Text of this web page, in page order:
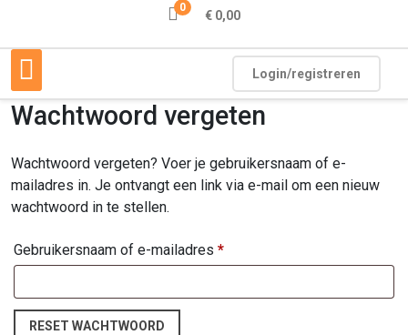
0
€ 0,00
Login/registreren
Wachtwoord vergeten
Wachtwoord vergeten? Voer je gebruikersnaam of e-
mailadres in. Je ontvangt een link via e-mail om een nieuw
wachtwoord in te stellen.
Gebruikersnaam of e-mailadres *
RESET WACHTWOORD